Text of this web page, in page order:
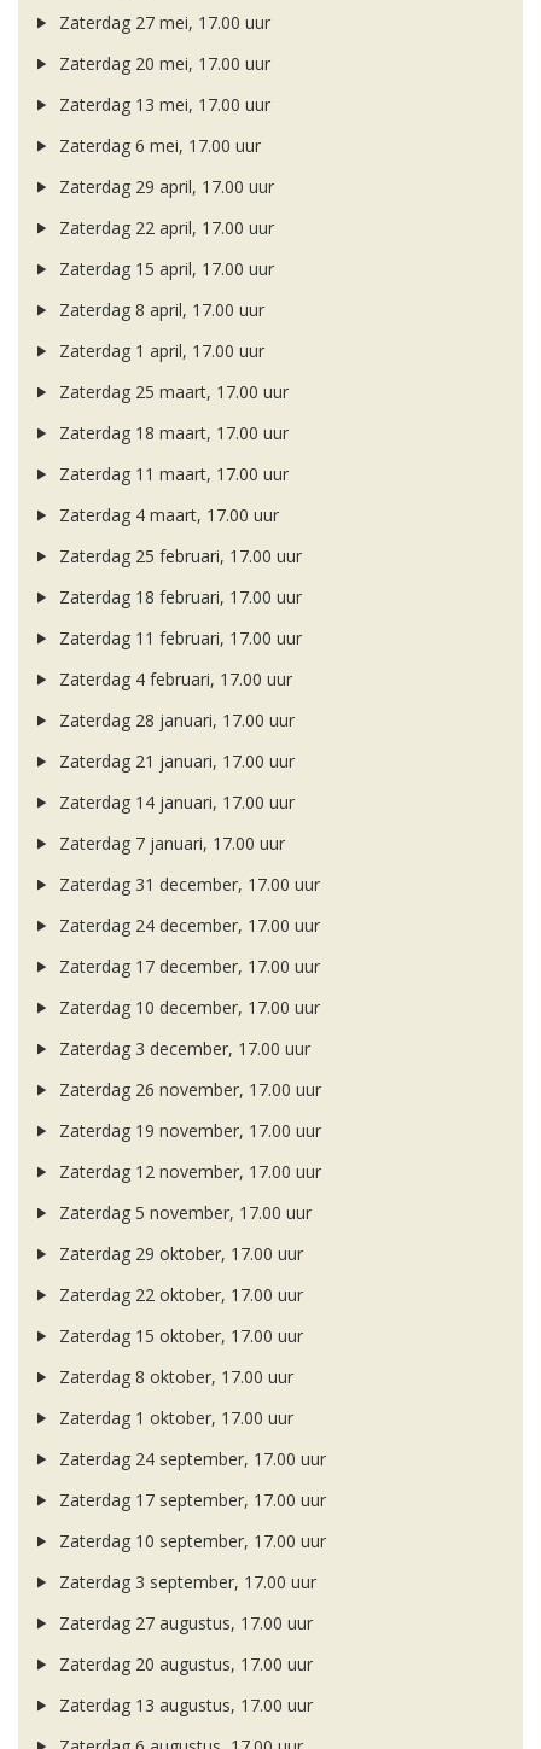
Zaterdag 27 mei, 17.00 uur
Zaterdag 20 mei, 17.00 uur
Zaterdag 13 mei, 17.00 uur
Zaterdag 6 mei, 17.00 uur
Zaterdag 29 april, 17.00 uur
Zaterdag 22 april, 17.00 uur
Zaterdag 15 april, 17.00 uur
Zaterdag 8 april, 17.00 uur
Zaterdag 1 april, 17.00 uur
Zaterdag 25 maart, 17.00 uur
Zaterdag 18 maart, 17.00 uur
Zaterdag 11 maart, 17.00 uur
Zaterdag 4 maart, 17.00 uur
Zaterdag 25 februari, 17.00 uur
Zaterdag 18 februari, 17.00 uur
Zaterdag 11 februari, 17.00 uur
Zaterdag 4 februari, 17.00 uur
Zaterdag 28 januari, 17.00 uur
Zaterdag 21 januari, 17.00 uur
Zaterdag 14 januari, 17.00 uur
Zaterdag 7 januari, 17.00 uur
Zaterdag 31 december, 17.00 uur
Zaterdag 24 december, 17.00 uur
Zaterdag 17 december, 17.00 uur
Zaterdag 10 december, 17.00 uur
Zaterdag 3 december, 17.00 uur
Zaterdag 26 november, 17.00 uur
Zaterdag 19 november, 17.00 uur
Zaterdag 12 november, 17.00 uur
Zaterdag 5 november, 17.00 uur
Zaterdag 29 oktober, 17.00 uur
Zaterdag 22 oktober, 17.00 uur
Zaterdag 15 oktober, 17.00 uur
Zaterdag 8 oktober, 17.00 uur
Zaterdag 1 oktober, 17.00 uur
Zaterdag 24 september, 17.00 uur
Zaterdag 17 september, 17.00 uur
Zaterdag 10 september, 17.00 uur
Zaterdag 3 september, 17.00 uur
Zaterdag 27 augustus, 17.00 uur
Zaterdag 20 augustus, 17.00 uur
Zaterdag 13 augustus, 17.00 uur